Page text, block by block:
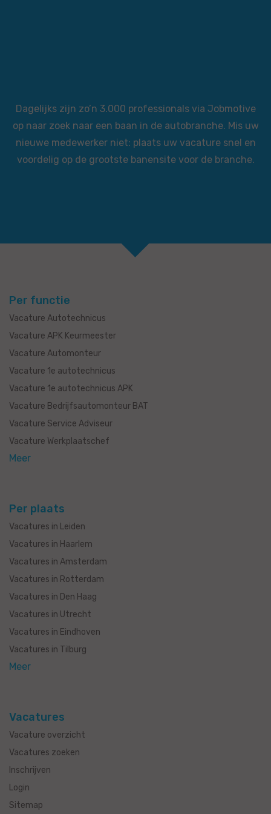
Dagelijks zijn zo’n 3.000 professionals via Jobmotive
op naar zoek naar een baan in de autobranche. Mis uw
nieuwe medewerker niet: plaats uw vacature snel en
voordelig op de grootste banensite voor de branche.
Per functie
Vacature Autotechnicus
Vacature APK Keurmeester
Vacature Automonteur
Vacature 1e autotechnicus
Vacature 1e autotechnicus APK
Vacature Bedrijfsautomonteur BAT
Vacature Service Adviseur
Vacature Werkplaatschef
Meer
Per plaats
Vacatures in Leiden
Vacatures in Haarlem
Vacatures in Amsterdam
Vacatures in Rotterdam
Vacatures in Den Haag
Vacatures in Utrecht
Vacatures in Eindhoven
Vacatures in Tilburg
Meer
Vacatures
Vacature overzicht
Vacatures zoeken
Inschrijven
Login
Sitemap